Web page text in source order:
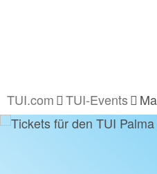
TUI.com TUI-Events